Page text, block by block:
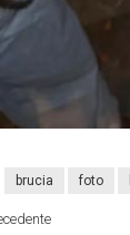
brucia foto